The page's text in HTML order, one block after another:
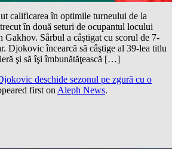
calificarea în optimile turneului de la
în două seturi de ocupantul locului
Gakhov. Sârbul a câștigat cu scorul de 7-
Djokovic încearcă să câştige al 39-lea titlu
şi să îşi îmbunătăţească […]
deschide sezonul pe zgură cu o
first on Aleph News.